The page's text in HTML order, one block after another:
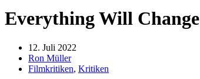
Everything Will Change
12. Juli 2022
Ron Müller
Filmkritiken, Kritiken